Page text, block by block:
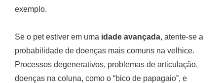
exemplo.
Se o pet estiver em uma idade avançada, atente-se a
probabilidade de doenças mais comuns na velhice.
Processos degenerativos, problemas de articulação,
doenças na coluna, como o “bico de papagaio”, e